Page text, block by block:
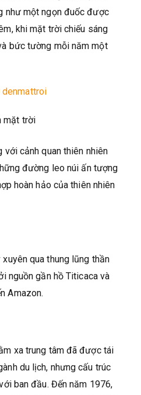
như một ngọn đuốc được
khi mặt trời chiếu sáng
bức tường mỗi năm một
mặt trời
cảnh quan thiên nhiên
đường leo núi ấn tượng
hoàn hảo của thiên nhiên
qua thung lũng thần
nguồn gần hồ Titicaca và
Amazon.
xa trung tâm đã được tái
du lịch, nhưng cấu trúc
ban đầu. Đến năm 1976,